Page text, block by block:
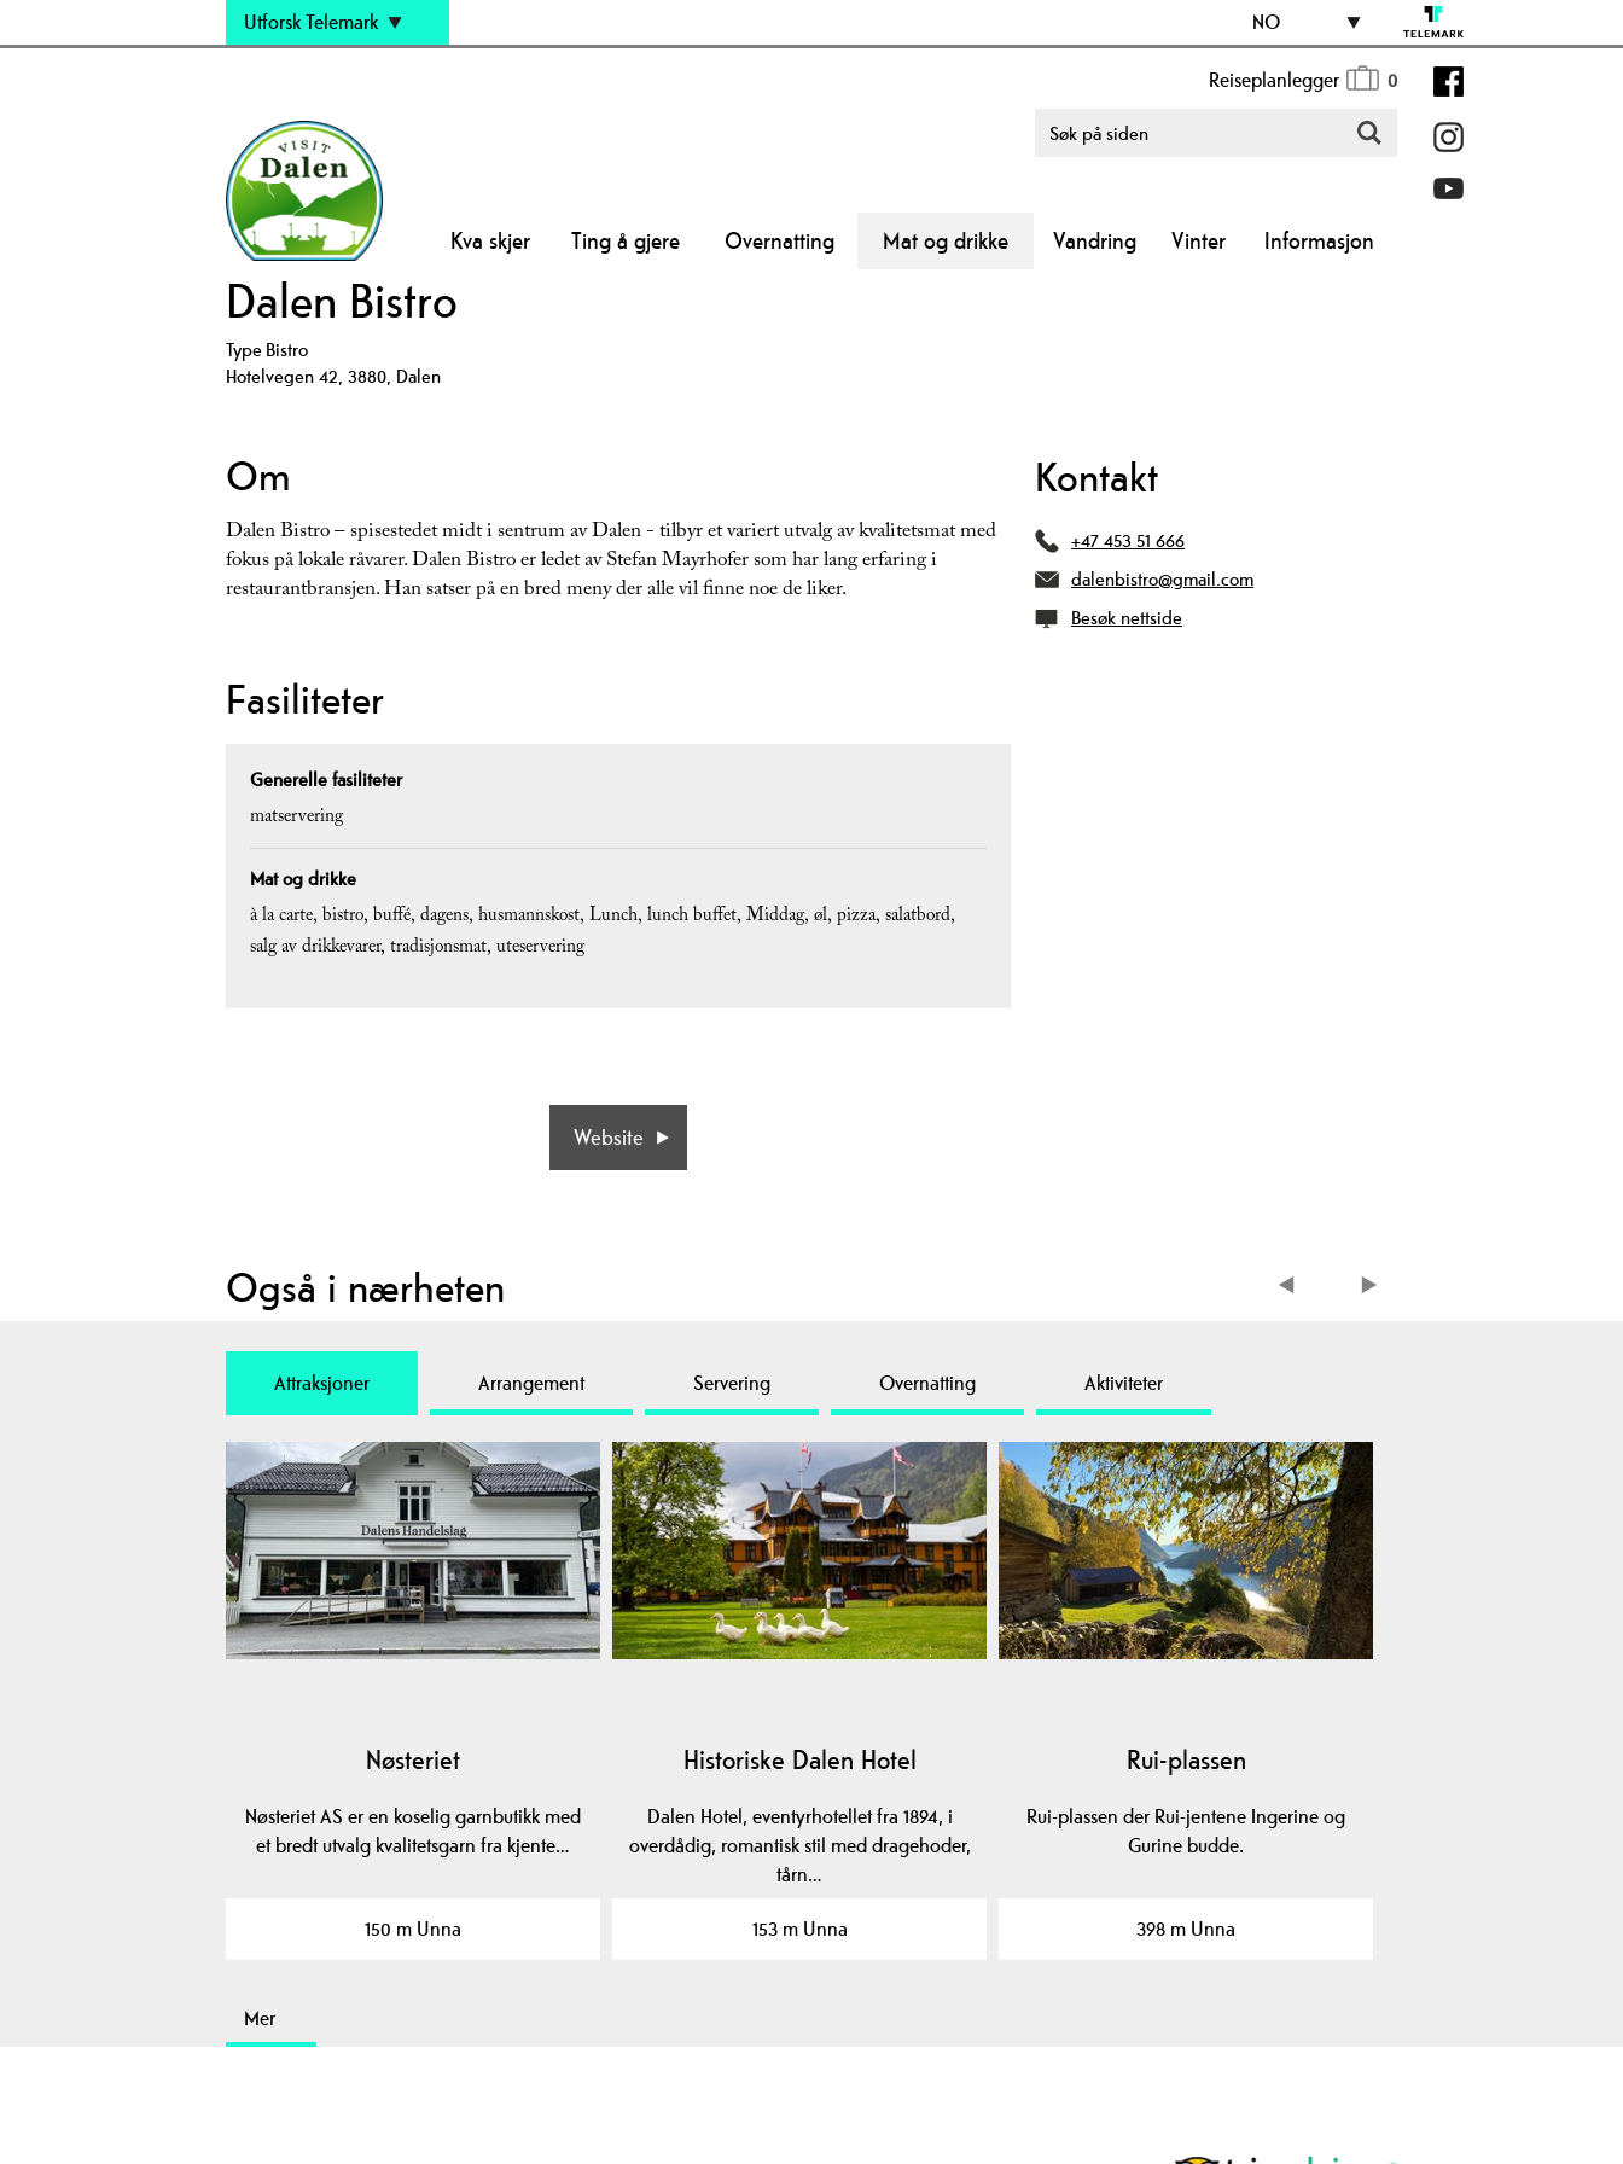
Utforsk Telemark NO
Reiseplanlegger 0
Kva skjer Ting å gjere Overnatting Mat og drikke Vandring Vinter Informasjon
Dalen Bistro
TypeBistro
Hotelvegen 42, 3880, Dalen
Om
Dalen Bistro – spisestedet midt i sentrum av Dalen - tilbyr et variert utvalg av kvalitetsmat med
fokus på lokale råvarer. Dalen Bistro er ledet av Stefan Mayrhofer som har lang erfaring i
restaurantbransjen. Han satser på en bred meny der alle vil finne noe de liker.
Fasiliteter
Generelle fasiliteter
matservering
Mat og drikke
à la carte bistro buffé dagens husmannskost Lunch lunch buffet Middag øl pizza salatbord
salg av drikkevarer tradisjonsmat uteservering
Website
Kontakt
+47 453 51 666
dalenbistro@gmail.com
Besøk nettside
Også i nærheten
Attraksjoner Arrangement Servering Overnatting Aktiviteter
Nøsteriet
Nøsteriet AS er en koselig garnbutikk med
et bredt utvalg kvalitetsgarn fra kjente…
150 m Unna
Historiske Dalen Hotel
Dalen Hotel, eventyrhotellet fra 1894, i
overdådig, romantisk stil med dragehoder,
tårn…
153 m Unna
Rui-plassen
Rui-plassen der Rui-jentene Ingerine og
Gurine budde.
398 m Unna
Mer